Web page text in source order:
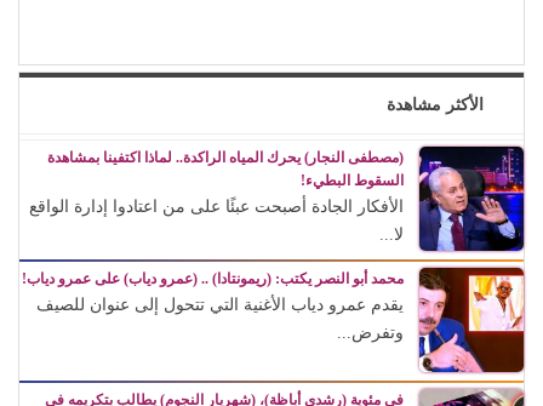
الأكثر مشاهدة
(مصطفى النجار) يحرك المياه الراكدة.. لماذا اكتفينا بمشاهدة
السقوط البطيء!
الأفكار الجادة أصبحت عبئًا على من اعتادوا إدارة الواقع
لا...
محمد أبو النصر يكتب: (ريمونتادا) .. (عمرو دياب) على عمرو دياب!
يقدم عمرو دياب الأغنية التي تتحول إلى عنوان للصيف
وتفرض...
في مئوية (رشدي أباظة)، (شهريار النجوم) يطالب بتكريمه في